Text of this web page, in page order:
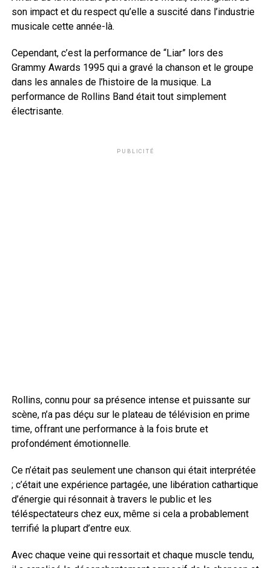
son impact et du respect qu’elle a suscité dans l’industrie
musicale cette année-là.
Cependant, c’est la performance de “Liar” lors des
Grammy Awards 1995 qui a gravé la chanson et le groupe
dans les annales de l’histoire de la musique. La
performance de Rollins Band était tout simplement
électrisante.
PUBLICITÉ
Rollins, connu pour sa présence intense et puissante sur
scène, n’a pas déçu sur le plateau de télévision en prime
time, offrant une performance à la fois brute et
profondément émotionnelle.
Ce n’était pas seulement une chanson qui était interprétée
; c’était une expérience partagée, une libération cathartique
d’énergie qui résonnait à travers le public et les
téléspectateurs chez eux, même si cela a probablement
terrifié la plupart d’entre eux.
Avec chaque veine qui ressortait et chaque muscle tendu,